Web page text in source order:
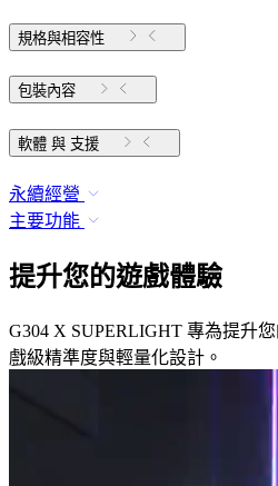
規格與相容性
包裝內容
軟體 與 支援
永續經營
主要功能
提升您的遊戲體驗
G304 X SUPERLIGHT 專為提升
戲級精準度與輕量化設計。